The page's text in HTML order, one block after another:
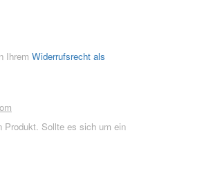
Ihrem Widerrufsrecht als
Produkt. Sollte es sich um ein